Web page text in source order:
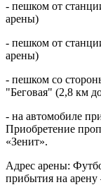
- пешком от
арены)
- пешком от
арены)
- пешком со
"Беговая" (2,8 км
- на автомобиле
Приобретение
«Зенит».
Адрес арены:
прибытия на арену